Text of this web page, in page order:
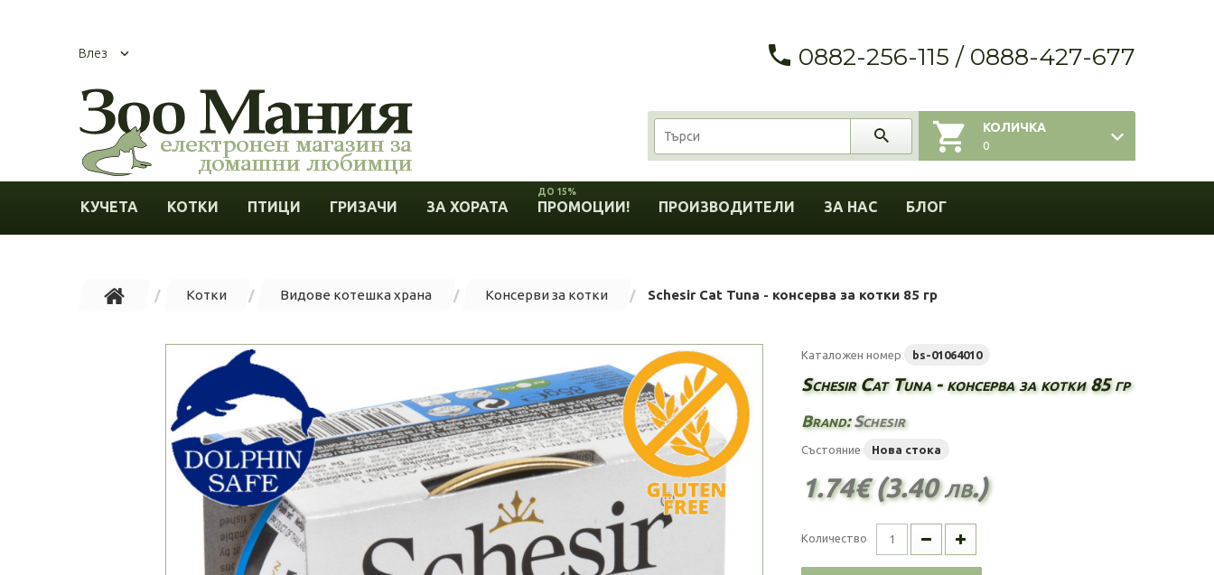
Влез 0882-256-115 / 0888-427-677
КОЛИЧКА
0
КУЧЕТА КОТКИ ПТИЦИ ГРИЗАЧИ ЗА ХОРАТА ПРОМОЦИИ!
ДО 15%
ПРОИЗВОДИТЕЛИ ЗА НАС БЛОГ
Котки Видове котешка храна Консерви за котки Schesir Cat Tuna - консерва за котки 85 гр
Каталожен номер bs-01064010
Schesir Cat Tuna - консерва за котки 85 гр
Brand:Schesir
Състояние Нова стока
1.74€ (3.40 лв.)
Количество